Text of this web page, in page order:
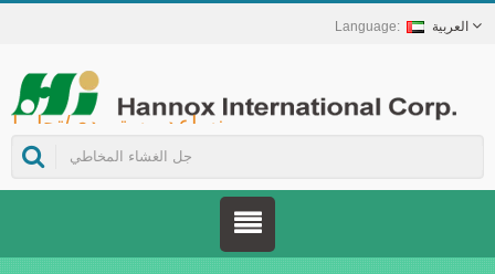
العربية
Hannox International Corp. - نساعد مستوردي/تجار الجملة/الموزعين للأجهزة الطبية والعلامات التجارية في مجال الرعاية الصحية على إطلاق حلول غير دوائية للعناية بالجروح والأغشية المخاطية، تشمل علاج قرح الفم، والرعاية الداعمة لمرضى السرطان، وحماية الجلد، والعناية بالغشاء المخاطي للأنف، وحماية الجروح في المنزل. كما نوفر مجموعة واسعة من الأجهزة الطبية في مجالات الوقاية من داء السكري وإدارته، وحلول الوقاية من الأمراض المنقولة بالبعوض، وغيرها من تطبيقات الرعاية الصحية المنزلية.